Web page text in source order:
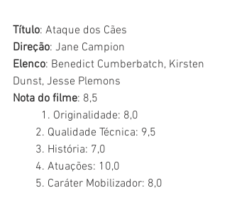
Título: Ataque dos Cães
Direção: Jane Campion
Elenco: Benedict Cumberbatch, Kirsten
Dunst, Jesse Plemons
Nota do filme
	1. Originalidade: 8,0
        2. Qualidade Técnica: 9,5
        3. História: 7,0
        4. Atuações: 10,0
        5. Caráter Mobilizador: 8,0